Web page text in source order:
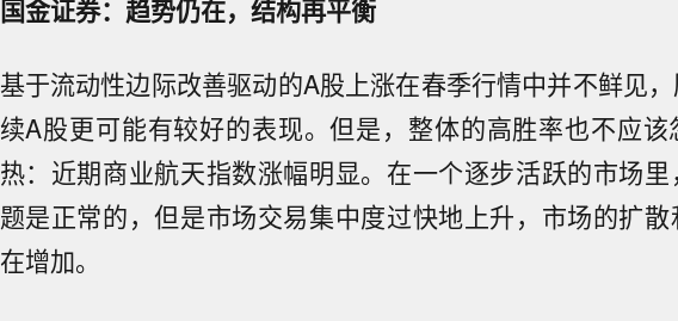
国金证券：趋势仍在，结构再平衡
基于流动性边际改善驱动的A股上涨在春季行情中并不鲜见
续A股更可能有较好的表现。但是，整体的高胜率也不应该
热：近期商业航天指数涨幅明显。在一个逐步活跃的市场
题是正常的，但是市场交易集中度过快地上升，市场的扩
在增加。